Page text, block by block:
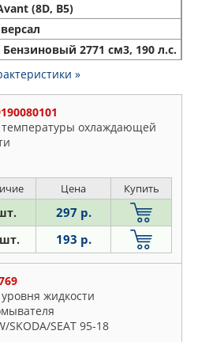
(8D, B5)
Бензиновый 2771 см3, 190 л.с.
»
охлаждающей
Цена Купить
297 р.
193 р.
жидкости
SKODA/SEAT 95-18